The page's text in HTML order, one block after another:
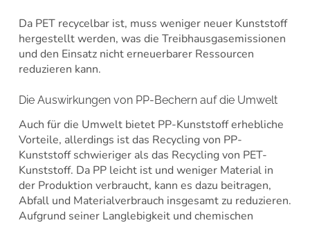
Da PET recycelbar ist, muss weniger neuer Kunststoff
hergestellt werden, was die Treibhausgasemissionen
und den Einsatz nicht erneuerbarer Ressourcen
reduzieren kann.
Die Auswirkungen von PP-Bechern auf die Umwelt
Auch für die Umwelt bietet PP-Kunststoff erhebliche
Vorteile, allerdings ist das Recycling von PP-
Kunststoff schwieriger als das Recycling von PET-
Kunststoff. Da PP leicht ist und weniger Material in
der Produktion verbraucht, kann es dazu beitragen,
Abfall und Materialverbrauch insgesamt zu reduzieren.
Aufgrund seiner Langlebigkeit und chemischen